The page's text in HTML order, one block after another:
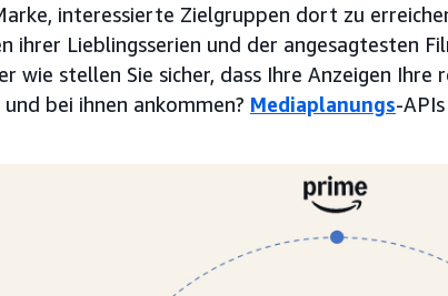
interessierte Zielgruppen dort zu
ihrer Lieblingsserien und der angesagtesten
wie stellen Sie sicher, dass Ihre Anzeigen
bei ihnen ankommen? Mediaplanungs-